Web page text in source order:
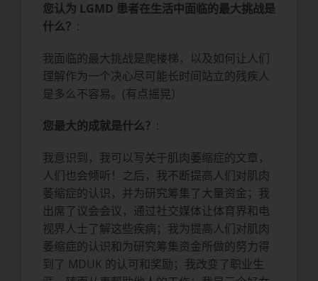
您认为 LGMD 患者在生活中面临的最大挑战是
什么？ :
我面临的最大挑战是爬楼梯，以及如何让人们
理解作为一个决心尽可能长时间站立的残疾人
是多么不容易。(有点摇晃）
您最大的成就是什么？ :
我意识到，我可以写关于肌肉萎缩症的文章，
人们也会倾听！之后，我不断提高人们对肌肉
萎缩症的认识，并为研究筹集了大量资金；我
出席了议会会议，通过社交媒体让体育界和电
视界人士了解这些疾病；我为提高人们对肌肉
萎缩症的认识和为研究筹集资金所做的努力得
到了 MDUK 的认可和奖励；我改变了职业生